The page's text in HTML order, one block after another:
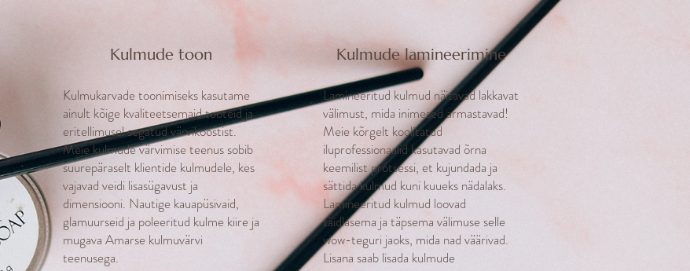
Kulmude toon
Kulmukarvade toonimiseks kasutame
ainult kõige kvaliteetsemaid tooteid ja
eritellimusel segatud värvikoostist.
Meie kulmude värvimise teenus sobib
suurepäraselt klientide kulmudele, kes
vajavad veidi lisasügavust ja
dimensiooni. Nautige kauapüsivaid,
glamuurseid ja poleeritud kulme kiire ja
mugava Amarse kulmuvärvi
teenusega.
Kulmude lamineerimine
Lamineeritud kulmud näitavad lakkavat
välimust, mida inimesed armastavad!
Meie kõrgelt koolitatud
iluprofessionaalid kasutavad õrna
keemilist protsessi, et kujundada ja
sättida kulmud kuni kuueks nädalaks.
Lamineeritud kulmud loovad
täidlasema ja täpsema välimuse selle
wow-teguri jaoks, mida nad väärivad.
Lisana saab lisada kulmude